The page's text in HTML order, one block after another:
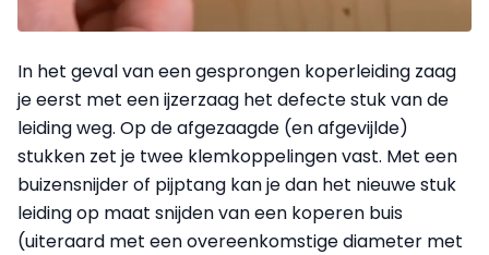
In het geval van een gesprongen koperleiding zaag
je eerst met een ijzerzaag het defecte stuk van de
leiding weg. Op de afgezaagde (en afgevijlde)
stukken zet je twee klemkoppelingen vast. Met een
buizensnijder of pijptang kan je dan het nieuwe stuk
leiding op maat snijden van een koperen buis
(uiteraard met een overeenkomstige diameter met